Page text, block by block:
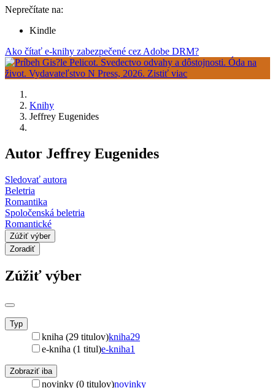
Neprečítate na:
Kindle
Ako čítať e-knihy zabezpečené cez Adobe DRM?
Knihy
Jeffrey Eugenides
Autor Jeffrey Eugenides
Sledovať autora
Beletria
Romantika
Spoločenská beletria
Romantické
Zúžiť výber
Zoradiť
Zúžiť výber
Typ
kniha (29 titulov)kniha29
e-kniha (1 titul)e-kniha1
Zobraziť iba
novinky (0 titulov)novinky